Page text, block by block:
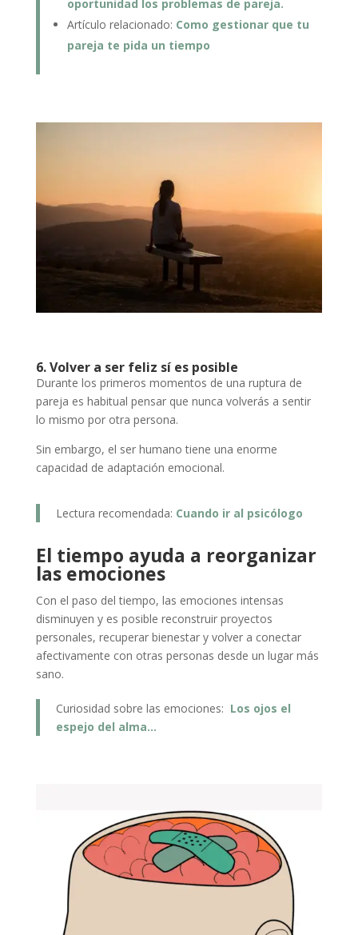
oportunidad los problemas de pareja.
Artículo relacionado: Como gestionar que tu
pareja te pida un tiempo
6. Volver a ser feliz sí es posible
Durante los primeros momentos de una ruptura de
pareja es habitual pensar que nunca volverás a sentir
lo mismo por otra persona.
Sin embargo, el ser humano tiene una enorme
capacidad de adaptación emocional.
Lectura recomendada: Cuando ir al psicólogo
El tiempo ayuda a reorganizar
las emociones
Con el paso del tiempo, las emociones intensas
disminuyen y es posible reconstruir proyectos
personales, recuperar bienestar y volver a conectar
afectivamente con otras personas desde un lugar más
sano.
Curiosidad sobre las emociones: Los ojos el
espejo del alma…